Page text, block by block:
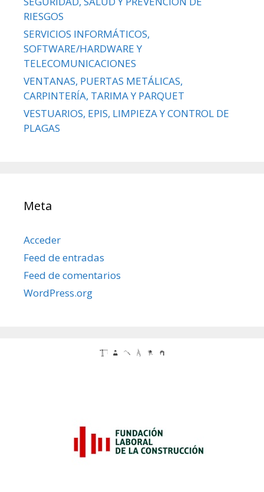
RIESGOS
SERVICIOS INFORMÁTICOS,
SOFTWARE/HARDWARE Y
TELECOMUNICACIONES
VENTANAS, PUERTAS METÁLICAS,
CARPINTERÍA, TARIMA Y PARQUET
VESTUARIOS, EPIS, LIMPIEZA Y CONTROL DE
PLAGAS
Meta
Acceder
Feed de entradas
Feed de comentarios
WordPress.org